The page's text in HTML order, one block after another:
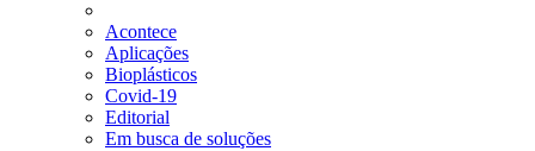
Acontece
Aplicações
Bioplásticos
Covid-19
Editorial
Em busca de soluções